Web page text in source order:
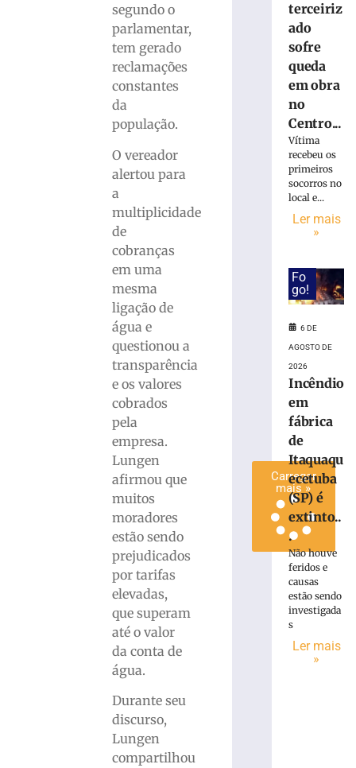
segundo o
parlamentar,
tem gerado
reclamações
constantes
da
população.
O vereador
alertou para
a
multiplicidade
de
cobranças
em uma
mesma
ligação de
água e
questionou a
transparência
e os valores
cobrados
pela
empresa.
Lungen
afirmou que
muitos
moradores
estão sendo
prejudicados
por tarifas
elevadas,
que superam
até o valor
da conta de
água.
Durante seu
discurso,
Lungen
compartilhou
define
candidatos
disputar
Alesc
Carregar
mais »
terceiriz
ado
sofre
queda
em obra
no
Centro...
Vítima
recebeu os
primeiros
socorros no
local e...
Ler mais
»
Fo
go!
6 DE
AGOSTO DE
2026
Incêndio
em
fábrica
de
Itaquaqu
ecetuba
(SP) é
extinto..
.
Não houve
feridos e
causas
estão sendo
investigada
s
Ler mais
»